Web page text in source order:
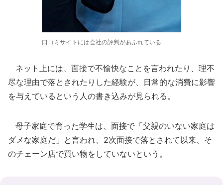
口コミサイトには会社の評判があふれている
ネット上には、面接で不愉快なことを言われたり、理不
尽な理由で落とされたりした経験が、日常的な消費に影響
を与えているという人の書き込みが見られる。
母子家庭で育った学生は、面接で「父親のいない家庭は
ダメな家庭だ」と言われ、2次面接で落とされて以来、そ
のチェーン店で買い物をしていないという。